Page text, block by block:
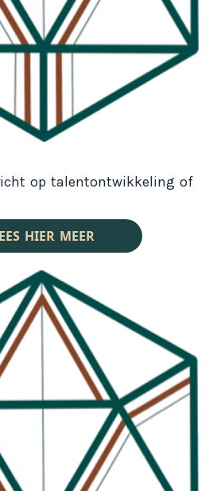
op talentontwikkeling of
HIER MEER